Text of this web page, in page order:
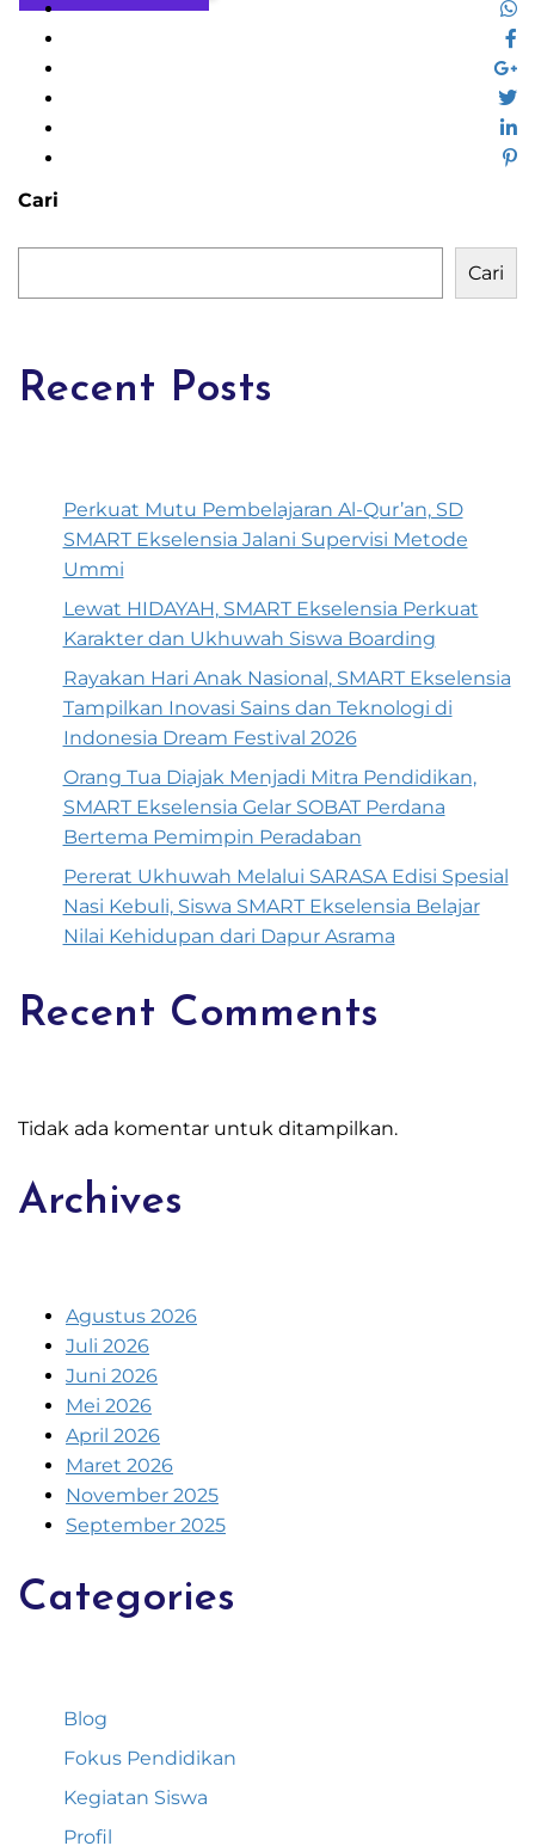
Cari
Cari
Recent Posts
Perkuat Mutu Pembelajaran Al-Qur’an, SD
SMART Ekselensia Jalani Supervisi Metode
Ummi
Lewat HIDAYAH, SMART Ekselensia Perkuat
Karakter dan Ukhuwah Siswa Boarding
Rayakan Hari Anak Nasional, SMART Ekselensia
Tampilkan Inovasi Sains dan Teknologi di
Indonesia Dream Festival 2026
Orang Tua Diajak Menjadi Mitra Pendidikan,
SMART Ekselensia Gelar SOBAT Perdana
Bertema Pemimpin Peradaban
Pererat Ukhuwah Melalui SARASA Edisi Spesial
Nasi Kebuli, Siswa SMART Ekselensia Belajar
Nilai Kehidupan dari Dapur Asrama
Recent Comments
Tidak ada komentar untuk ditampilkan.
Archives
Agustus 2026
Juli 2026
Juni 2026
Mei 2026
April 2026
Maret 2026
November 2025
September 2025
Categories
Blog
Fokus Pendidikan
Kegiatan Siswa
Profil